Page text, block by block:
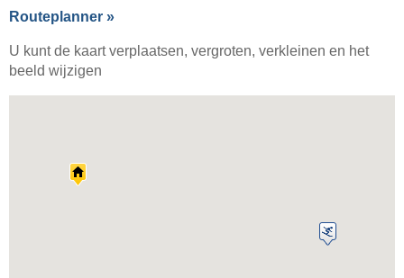
Routeplanner »
U kunt de kaart verplaatsen, vergroten, verkleinen en het
beeld wijzigen